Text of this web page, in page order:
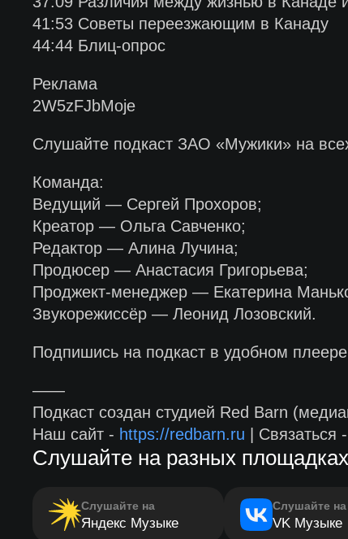
41:53 Советы переезжающим в Канаду
44:44 Блиц-опрос
Реклама
2W5zFJbMoje
Слушайте подкаст ЗАО «Мужики» на
Команда:
Ведущий — Сергей Прохоров;
Креатор — Ольга Савченко;
Редактор — Алина Лучина;
Продюсер — Анастасия Григорьева;
Проджект-менеджер — Екатерина
Звукорежиссёр — Леонид Лозовский.
Подпишись на подкаст в удобном
——
Подкаст создан студией Red Barn
Наш сайт - https://redbarn.ru | Связаться -
Слушайте на разных площадках
Слушайте на
Яндекс Музыке
Слушайте на
VK Музыке